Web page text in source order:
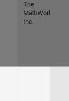
The
MathWorks,
Inc.